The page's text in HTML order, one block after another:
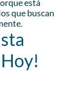
está
que buscan